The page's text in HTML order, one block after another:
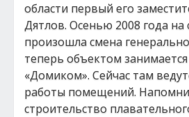
области первый его
Дятлов. Осенью 2008 года на
произошла смена
теперь объектом
«Домиком». Сейчас там
работы помещений.
строительство